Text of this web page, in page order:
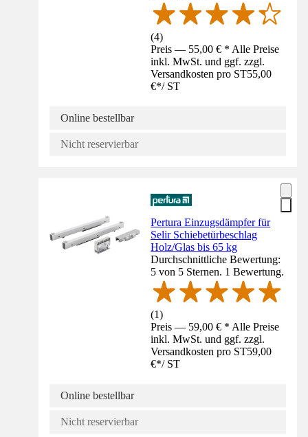
(4)
Preis — 55,00 € * Alle Preise
inkl. MwSt. und ggf. zzgl.
Versandkosten pro ST55,00
€*/ ST
Online bestellbar
Nicht reservierbar
Pertura Einzugsdämpfer für
Selir Schiebetürbeschlag
Holz/Glas bis 65 kg
Durchschnittliche Bewertung:
5 von 5 Sternen. 1 Bewertung.
(1)
Preis — 59,00 € * Alle Preise
inkl. MwSt. und ggf. zzgl.
Versandkosten pro ST59,00
€*/ ST
Online bestellbar
Nicht reservierbar